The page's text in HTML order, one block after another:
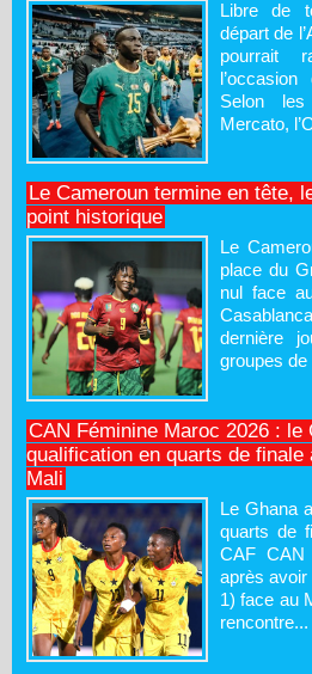
Libre de
départ de
pourrait
Selon
Mercato,
Le Cameroun termine en tête,
point historique
Le
place du
nul face
dernière
groupes de
CAN Féminine Maroc 2026 : le
qualification en quarts de
Mali
Le Ghana
quarts de
CAF
après
1) face au
rencontre...